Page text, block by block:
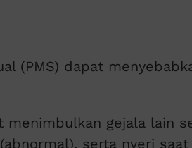
(PMS) dapat
menimbulkan gejala lain
serta nyeri saat